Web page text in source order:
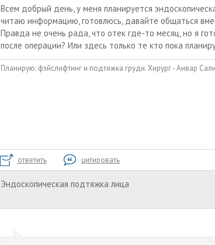
Всем добрый день, у меня планируется
читаю информацию, готовлюсь, давайте общаться
Правда не очень рада, что отек где-то месяц, но я
после операции? Или здесь только те кто пока
Планирую: фэйслифтинг и подтяжка груди. Хирург - Анвар
ответить цитировать
Эндоскопическая подтяжка лица